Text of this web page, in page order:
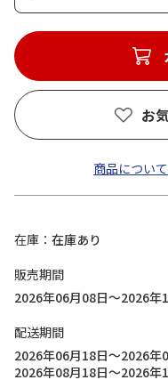
お
商品につい
在庫
在庫あり
販売期間
2026年06月08日～2026年
配送期間
2026年06月18日～2026年
2026年08月18日～2026年